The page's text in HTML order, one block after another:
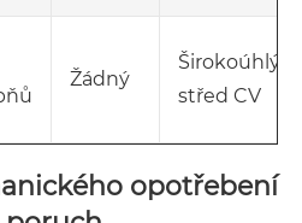
Žádný
Širokoúhlý
střed CV
opotřebení